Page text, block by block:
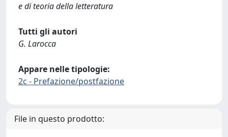
e di teoria della letteratura
Tutti gli autori
G. Larocca
Appare nelle tipologie:
2c - Prefazione/postfazione
File in questo prodotto: